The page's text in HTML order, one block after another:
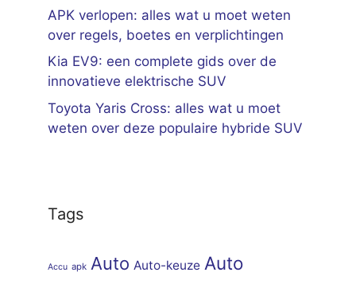
APK verlopen: alles wat u moet weten
over regels, boetes en verplichtingen
Kia EV9: een complete gids over de
innovatieve elektrische SUV
Toyota Yaris Cross: alles wat u moet
weten over deze populaire hybride SUV
Tags
Accu apk Auto Auto-keuze Auto